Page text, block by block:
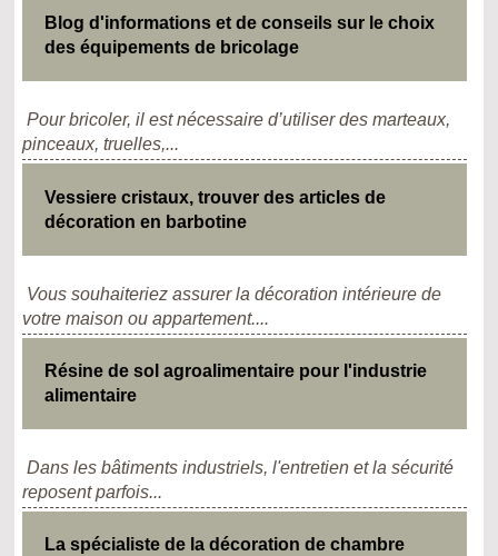
Blog d'informations et de conseils sur le choix
des équipements de bricolage
Pour bricoler, il est nécessaire d’utiliser des marteaux,
pinceaux, truelles,...
Vessiere cristaux, trouver des articles de
décoration en barbotine
Vous souhaiteriez assurer la décoration intérieure de
votre maison ou appartement....
Résine de sol agroalimentaire pour l'industrie
alimentaire
Dans les bâtiments industriels, l'entretien et la sécurité
reposent parfois...
La spécialiste de la décoration de chambre